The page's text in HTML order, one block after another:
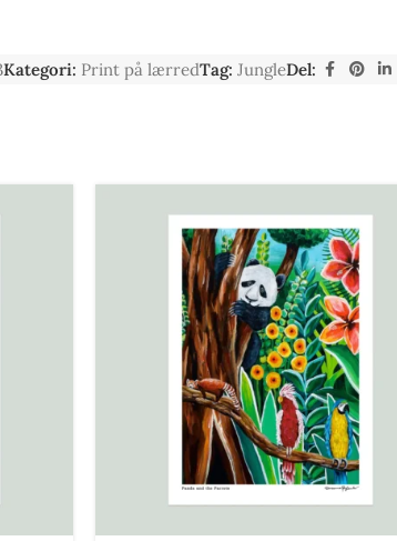
Kategori: Print på lærredTag: JungleDel: